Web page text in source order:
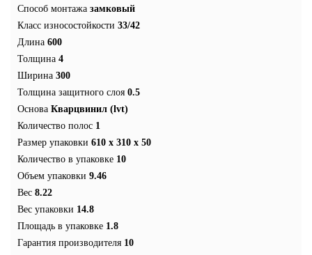
Способ монтажа замковый
Класс износостойкости 33/42
Длина 600
Толщина 4
Ширина 300
Толщина защитного слоя 0.5
Основа Кварцвинил (lvt)
Количество полос 1
Размер упаковки 610 x 310 x 50
Количество в упаковке 10
Объем упаковки 9.46
Вес 8.22
Вес упаковки 14.8
Площадь в упаковке 1.8
Гарантия производителя 10